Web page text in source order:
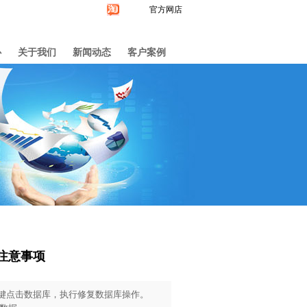
官方网店
关于我们 新闻动态 客户案例
意事项
击数据库，执行修复数据库操作。